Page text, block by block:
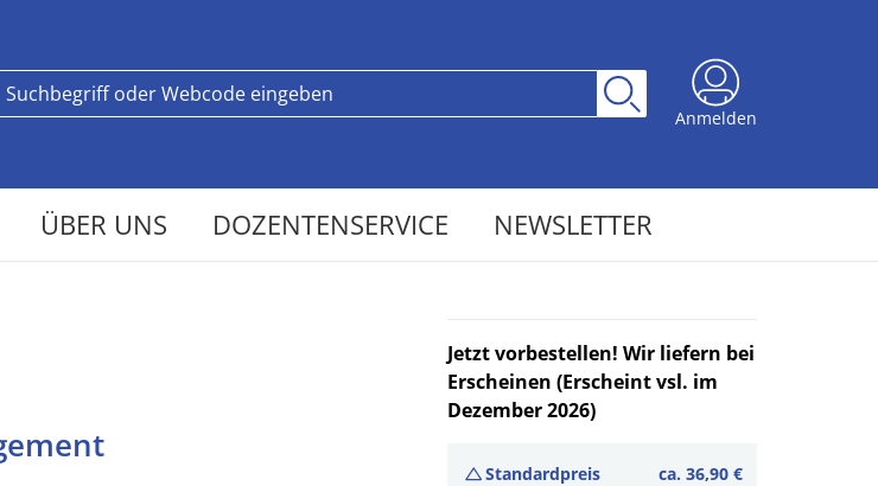
Anmelden
ÜBER UNS DOZENTENSERVICE NEWSLETTER
Jetzt vorbestellen! Wir liefern bei
Erscheinen (Erscheint vsl. im
Dezember 2026)
Standardpreis ca. 36,90 €